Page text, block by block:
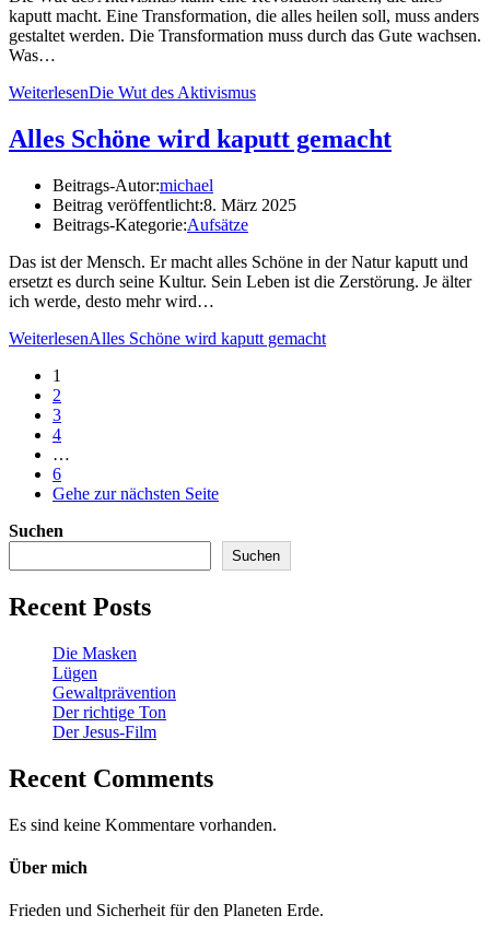
kaputt macht. Eine Transformation, die alles heilen soll, muss anders
gestaltet werden. Die Transformation muss durch das Gute wachsen.
Was…
WeiterlesenDie Wut des Aktivismus
Alles Schöne wird kaputt gemacht
Beitrags-Autor:michael
Beitrag veröffentlicht:8. März 2025
Beitrags-Kategorie:Aufsätze
Das ist der Mensch. Er macht alles Schöne in der Natur kaputt und
ersetzt es durch seine Kultur. Sein Leben ist die Zerstörung. Je älter
ich werde, desto mehr wird…
WeiterlesenAlles Schöne wird kaputt gemacht
1
2
3
4
…
6
Gehe zur nächsten Seite
Suchen
Suchen
Recent Posts
Die Masken
Lügen
Gewaltprävention
Der richtige Ton
Der Jesus-Film
Recent Comments
Es sind keine Kommentare vorhanden.
Über mich
Frieden und Sicherheit für den Planeten Erde.